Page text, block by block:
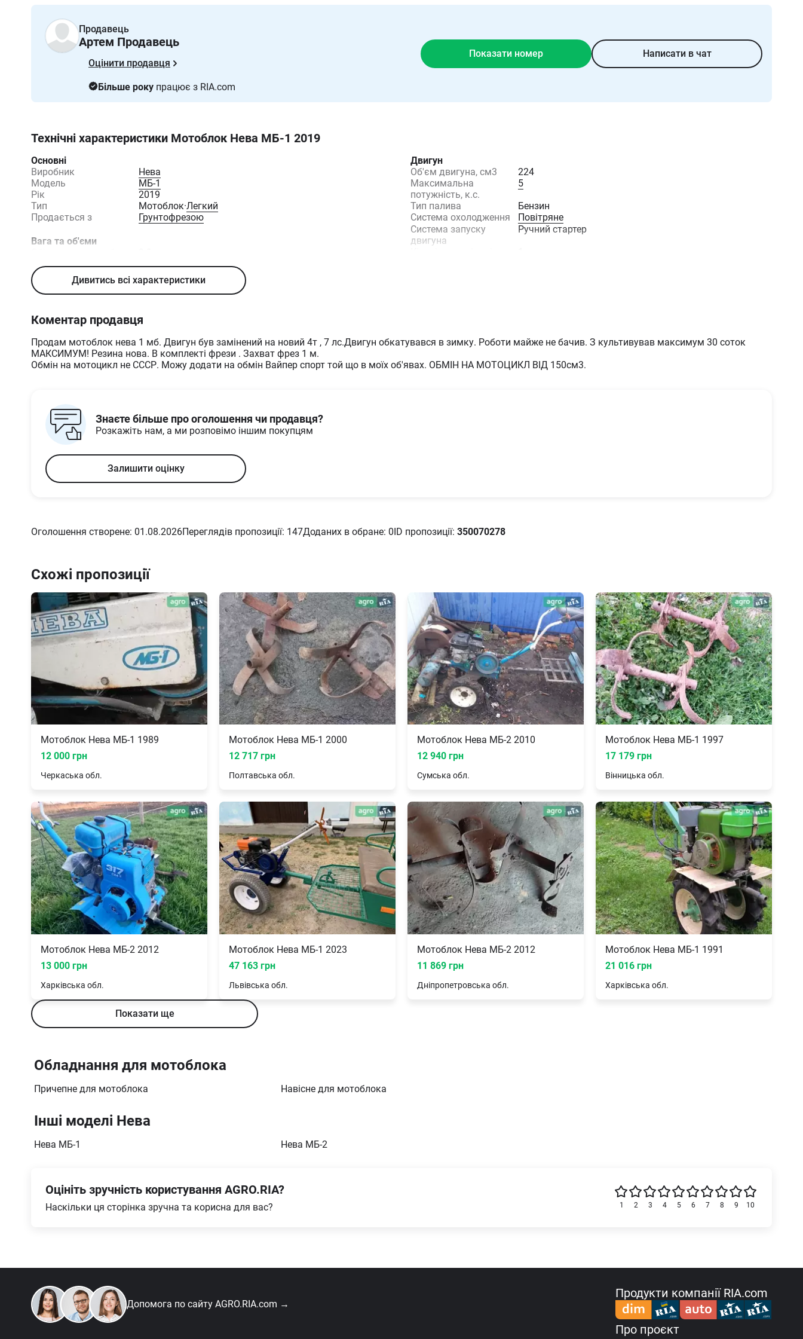
Продавець
Артем Продавець
Оцінити продавця
Більше року працює з RIA.com
Показати номер Написати в чат
Технічні характеристики Мотоблок Нева МБ-1 2019
Основні
Виробник
Нева
Модель
МБ-1
Рік
2019
Тип
Мотоблок·Легкий
Продається з
Грунтофрезою
Вага та об'єми
Споряджена вага, кг
85
Габарити та розміри
мм
мм
Транспортна висота,
мм
1300
Двигун
Об'єм двигуна, см3
224
Максимальна
потужність, к.с.
5
Тип палива
Бензин
Система охолодження
Повітряне
Система запуску
двигуна
Ручний стартер
Стан
Вживана
Дивитись всі характеристики
Коментар продавця
Продам мотоблок нева 1 мб. Двигун був замінений на новий 4т , 7 лс.Двигун обкатувався в зимку. Роботи майже не бачив. З культивував максимум 30 соток
МАКСИМУМ! Резина нова. В комплекті фрези . Захват фрез 1 м.
Обмін на мотоцикл не СССР. Можу додати на обмін Вайпер спорт той що в моїх об'явах. ОБМІН НА МОТОЦИКЛ ВІД 150см3.
Знаєте більше про оголошення чи продавця?
Розкажіть нам, а ми розповімо іншим покупцям
Залишити оцінку
Оголошення створене: 01.08.2026Переглядів пропозиції: 147Доданих в oбране: 0ID пропозиції: 350070278
Схожі пропозиції
Мотоблок Нева МБ-1 1989
12 000 грн
Черкаська обл.
Мотоблок Нева МБ-1 2000
12 717 грн
Полтавська обл.
Мотоблок Нева МБ-2 2010
12 940 грн
Сумська обл.
Мотоблок Нева МБ-1 1997
17 179 грн
Вінницька обл.
Мотоблок Нева МБ-2 2012
13 000 грн
Харківська обл.
Мотоблок Нева МБ-1 2023
47 163 грн
Львівська обл.
Мотоблок Нева МБ-2 2012
11 869 грн
Дніпропетровська обл.
Мотоблок Нева МБ-1 1991
21 016 грн
Харківська обл.
Показати ще
Обладнання для мотоблока
Причепне для мотоблока Навісне для мотоблока
Інші моделі Нева
Нева МБ-1 Нева МБ-2
Оцініть зручність користування AGRO.RIA?
Наскільки ця сторінка зручна та корисна для вас? 10
9
8
7
6
5
4
3
2
1
Допомога по сайту AGRO.RIA.com →
Продукти компанії RIA.com
Про проєкт